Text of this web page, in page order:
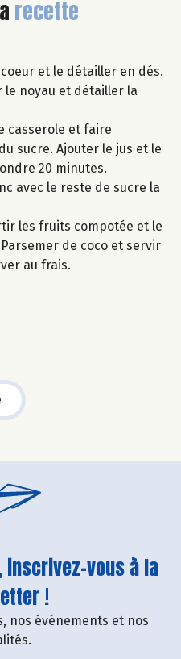
recette
et le détailler en dés.
le noyau et détailler la
casserole et faire
sucre. Ajouter le jus et le
20 minutes.
avec le reste de sucre la
les fruits compotée et le
de coco et servir
au frais.
inscrivez-vous à la
!
nos événements et nos